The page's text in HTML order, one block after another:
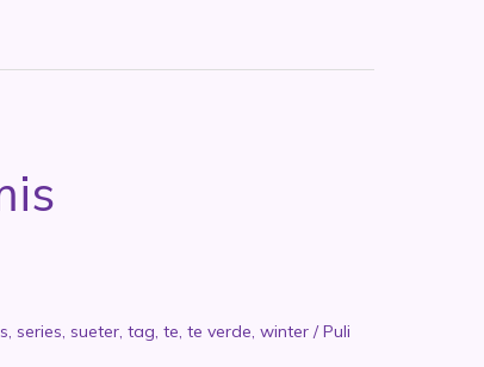
, series, sueter, tag, te, te verde, winter /Puli